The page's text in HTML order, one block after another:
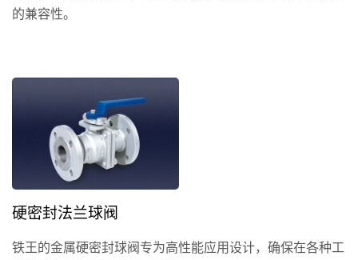
的兼容性。
硬密封法兰球阀
铁王的金属硬密封球阀专为高性能应用设计，确保在各种工